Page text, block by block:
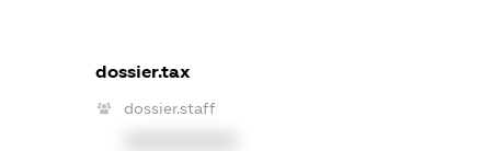
dossier.tax
dossier.staff